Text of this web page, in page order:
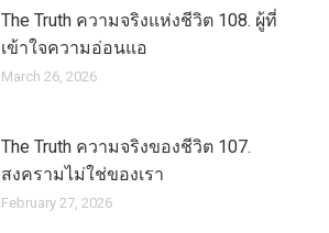
The Truth ความจริงแห่งชีวิต 108. ผู้ที่
เข้าใจความอ่อนแอ
March 26, 2026
The Truth ความจริงของชีวิต 107.
สงครามไม่ใช่ของเรา
February 27, 2026